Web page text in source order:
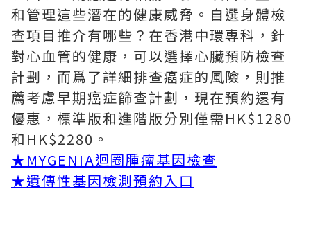
和管理這些潛在的健康威脅。自選身體檢
查項目推介有哪些？在香港中環專科，針
對心血管的健康，可以選擇心臟預防檢查
計劃，而爲了詳細排查癌症的風險，則推
薦考慮早期癌症篩查計劃，現在預約還有
優惠，標準版和進階版分別僅需HK$1280
和HK$2280。
★MYGENIA迴圈腫瘤基因檢查
★遺傳性基因檢測預約入口